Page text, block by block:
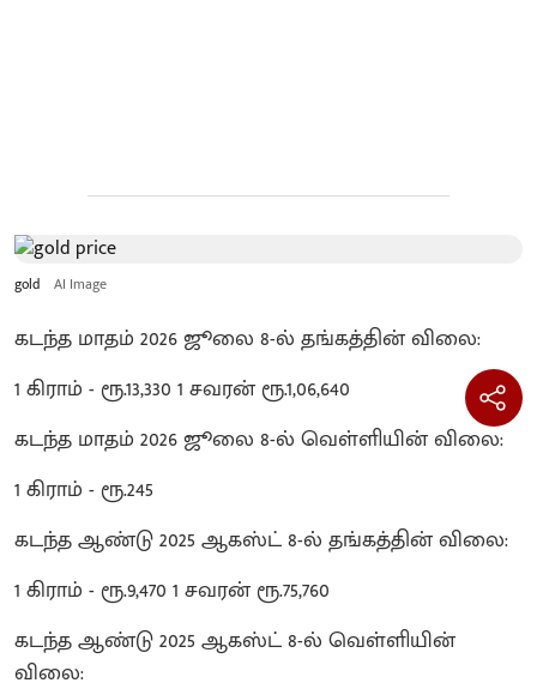
gold AI Image
கடந்த மாதம் 2026 ஜூலை 8-ல் தங்கத்தின் விலை:
1 கிராம் - ரூ.13,330 1 சவரன் ரூ.1,06,640
கடந்த மாதம் 2026 ஜூலை 8-ல் வெள்ளியின் விலை:
1 கிராம் - ரூ.245
கடந்த ஆண்டு 2025 ஆகஸ்ட் 8-ல் தங்கத்தின் விலை:
1 கிராம் - ரூ.9,470 1 சவரன் ரூ.75,760
கடந்த ஆண்டு 2025 ஆகஸ்ட் 8-ல் வெள்ளியின்
விலை: